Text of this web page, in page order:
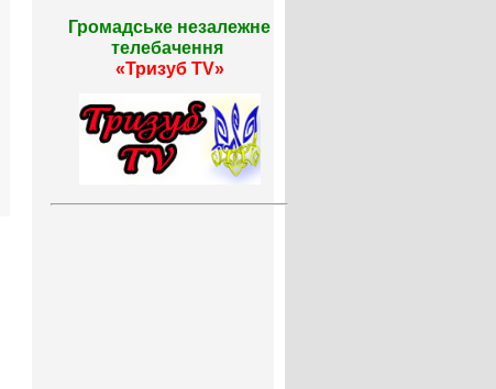
Громадське незалежне
телебачення
«Тризуб TV»